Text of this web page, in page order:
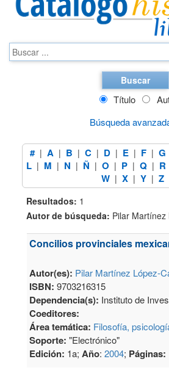
Buscar
Título
Búsqueda
# | A | B | C | D | E | F | G
L | M | N | Ñ | O | P | Q | R
W | X | Y | Z
Resultados: 1
Autor de búsqueda: Pilar Martínez
Concilios provinciales
Autor(es): Pilar Martínez López-
ISBN: 9703216315
Dependencia(s): Instituto de
Coeditores:
Área temática: Filosofía,
Soporte: "Electrónico"
Edición: 1a; Año: 2004; Páginas: